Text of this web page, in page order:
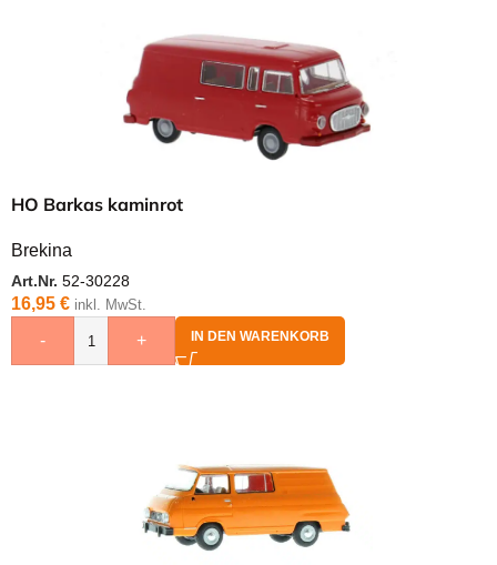
HO Barkas kaminrot
Brekina
Art.Nr. 52-30228
16,95 € inkl. MwSt.
- + IN DEN WARENKORB